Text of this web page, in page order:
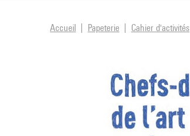
Accueil Papeterie Cahier d'activités